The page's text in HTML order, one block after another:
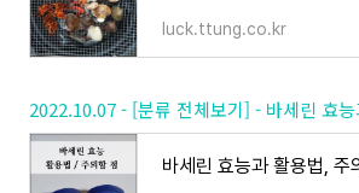
luck.ttung.co.kr
2022.10.07 - [분류 전체보기] - 바세린 효
바세린 효능과 활용법, 주